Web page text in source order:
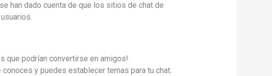
han dado cuenta de que los sitios de chat de
que podrían convertirse en amigos!
y puedes establecer temas para tu chat.